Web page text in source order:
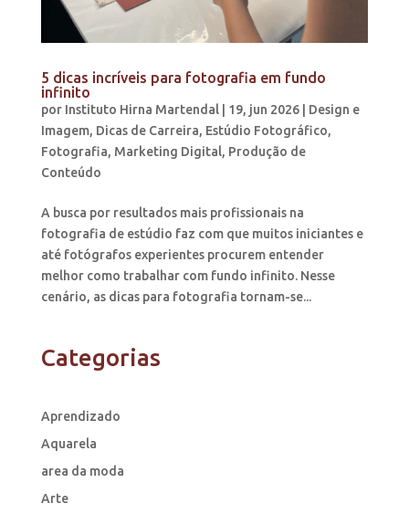
5 dicas incríveis para fotografia em fundo
infinito
por Instituto Hirna Martendal| 19, jun 2026| Design e
Imagem, Dicas de Carreira, Estúdio Fotográfico,
Fotografia, Marketing Digital, Produção de
Conteúdo
A busca por resultados mais profissionais na
fotografia de estúdio faz com que muitos iniciantes e
até fotógrafos experientes procurem entender
melhor como trabalhar com fundo infinito. Nesse
cenário, as dicas para fotografia tornam-se...
Categorias
Aprendizado
Aquarela
area da moda
Arte